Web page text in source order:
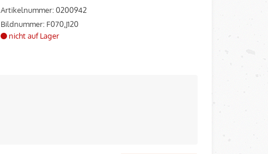
Artikelnummer: 0200942
Bildnummer: F070,J120
nicht auf Lager